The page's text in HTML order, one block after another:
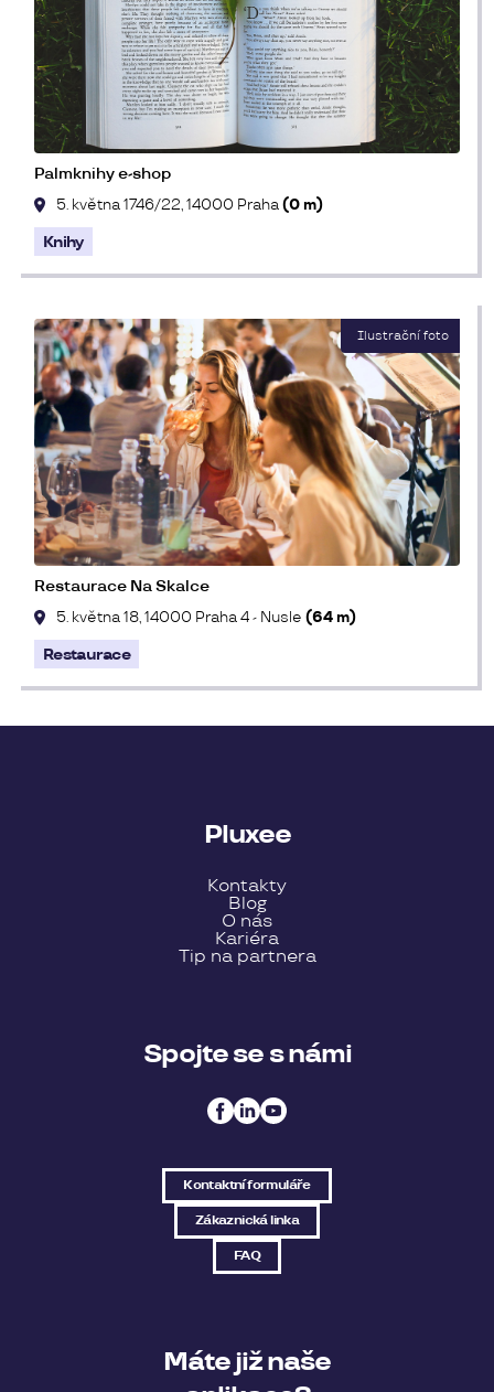
Palmknihy e-shop
5. května 1746/22, 14000 Praha(0 m)
Knihy
Restaurace Na Skalce
5. května 18, 14000 Praha 4 - Nusle (64 m)
Restaurace
Pluxee
Kontakty
Blog
O nás
Kariéra
Tip na partnera
Spojte se s námi
Kontaktní formuláře
Zákaznická linka
FAQ
Máte již naše